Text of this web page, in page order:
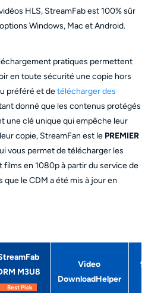
HLS, StreamFab est 100% sûr
Windows, Mac et Android.
pratiques permettent
en toute sécurité une copie hors
préféré et detélécharger des
donné que les contenus protégés
une clé unique qui empêche leur
copie, StreamFan est le PREMIER
vous permet de télécharger les
films en 1080p à partir du service de
le CDM a été mis à jour en
M3U8
Best Pick
Video
DownloadHelper